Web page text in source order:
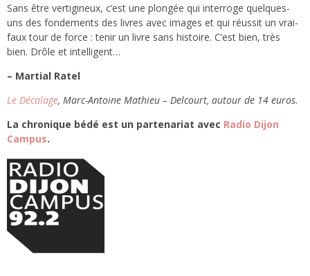
Sans être vertigineux, c’est une plongée qui interroge quelques-
uns des fondements des livres avec images et qui réussit un vrai-
faux tour de force : tenir un livre sans histoire. C’est bien, très
bien. Drôle et intelligent…
– Martial Ratel
Le Décalage, Marc-Antoine Mathieu – Delcourt, autour de 14 euros.
La chronique bédé est un partenariat avec Radio Dijon
Campus.